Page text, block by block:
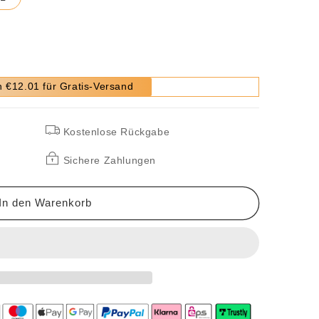
€12.01 für Gratis-Versand
Kostenlose Rückgabe
Sichere Zahlungen
In den Warenkorb